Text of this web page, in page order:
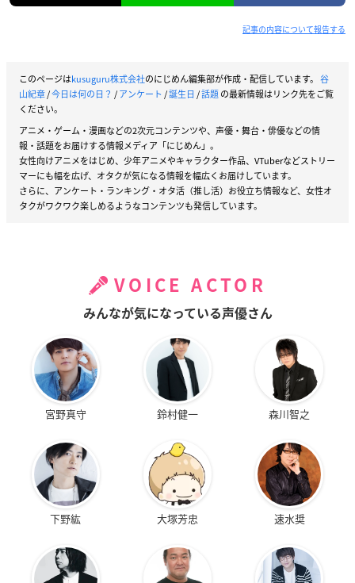
記事の内容について報告する
このページはkusuguru株式会社のにじめん編集部が作成・配信しています。 谷
山紀章/今日は何の日？ /アンケート /誕生日/話題の最新情報はリンク先をご覧
ください。
アニメ・ゲーム・漫画などの2次元コンテンツや、声優・舞台・俳優などの情
報・話題をお届けする情報メディア「にじめん」。
女性向けアニメをはじめ、少年アニメやキャラクター作品、VTuberなどストリー
マーにも幅を広げ、オタクが気になる情報を幅広くお届けしています。
さらに、アンケート・ランキング・オタ活（推し活）お役立ち情報など、女性オ
タクがワクワク楽しめるようなコンテンツも発信しています。
VOICE ACTOR
みんなが気になっている声優さん
宮野真守 鈴村健一 森川智之
下野紘 大塚芳忠 速水奨